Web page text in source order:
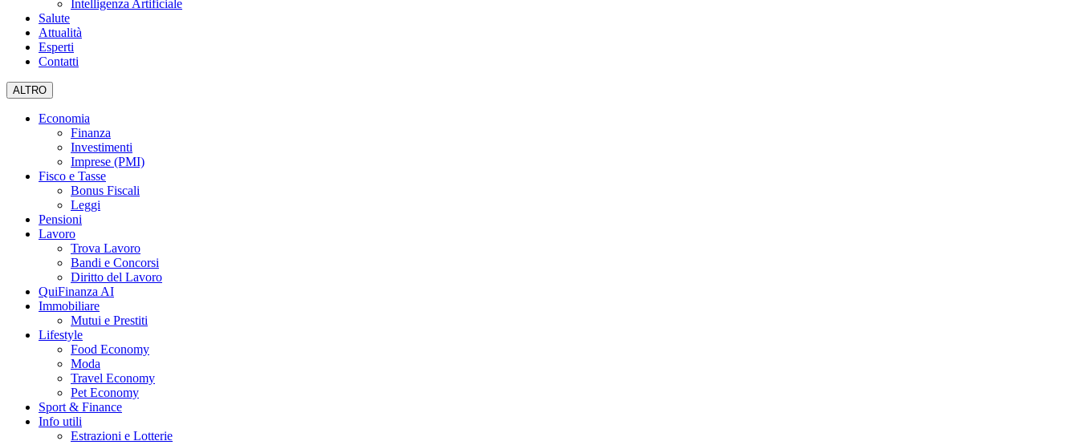
Intelligenza Artificiale
Salute
Attualità
Esperti
Contatti
ALTRO
Economia
Finanza
Investimenti
Imprese (PMI)
Fisco e Tasse
Bonus Fiscali
Leggi
Pensioni
Lavoro
Trova Lavoro
Bandi e Concorsi
Diritto del Lavoro
QuiFinanza AI
Immobiliare
Mutui e Prestiti
Lifestyle
Food Economy
Moda
Travel Economy
Pet Economy
Sport & Finance
Info utili
Estrazioni e Lotterie